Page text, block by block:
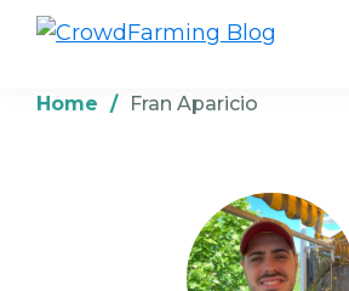
Skip
Skip
Skip
ecológicos
Home / Fran Aparicio